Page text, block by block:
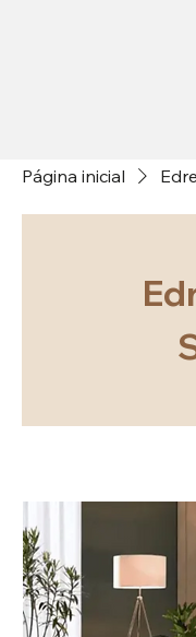
Página inicial